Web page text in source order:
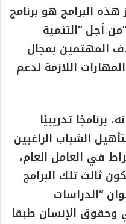
البرامج هو برنامج
أجل “التنمية
المهتمين بمجال
اللازمة لدعم
برنامجًا تدريبيًا
الشباب الراغبين
في العامل العام،
ثالث تلك البرامج
“الدراسات
وحقوق الإنسان طبقا